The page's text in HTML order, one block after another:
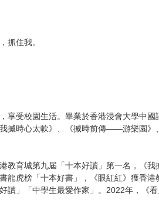
抓住我。
享受校園生活。畢業於香港浸會大學中國
搣時心太軟》、《搣時前傳——游樂園》
教育城第九屆「十本好讀」第一名，《
龍虎榜「十本好書」，《眼紅紅》獲香
讀」「中學生最愛作家」。2022年，《